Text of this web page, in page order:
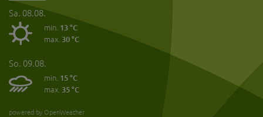
Sa. 08.08.
min. 13 °C
max.30 °C
So. 09.08.
min. 15 °C
max.35 °C
powered by OpenWeather